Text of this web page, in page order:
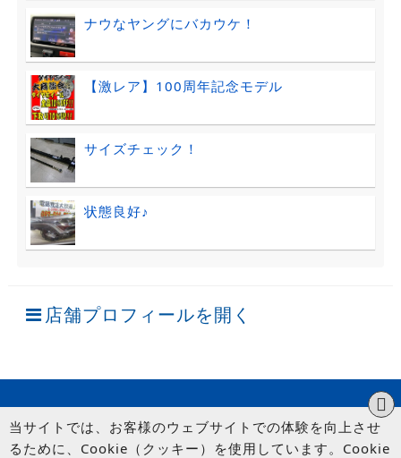
ナウなヤングにバカウケ！
【激レア】100周年記念モデル
サイズチェック！
状態良好♪
店舗プロフィールを開く
当サイトでは、お客様のウェブサイトでの体験を向上させ
るために、Cookie（クッキー）を使用しています。Cookie